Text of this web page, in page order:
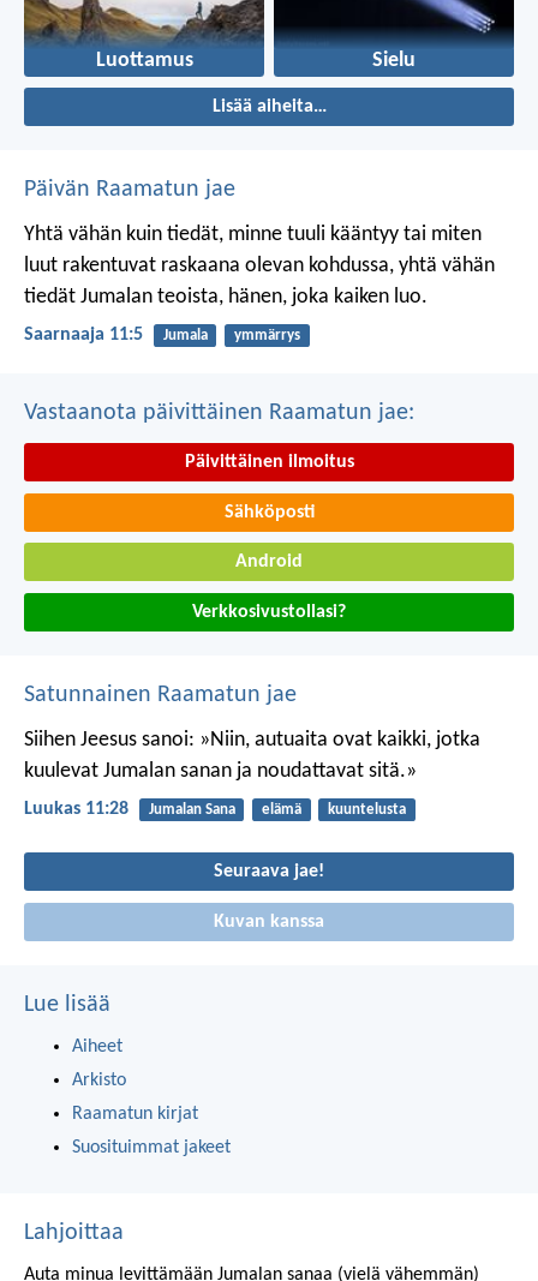
Luottamus Sielu
Lisää aiheita…
Päivän Raamatun jae
Yhtä vähän kuin tiedät, minne tuuli kääntyy tai miten
luut rakentuvat raskaana olevan kohdussa, yhtä vähän
tiedät Jumalan teoista, hänen, joka kaiken luo.
Saarnaaja 11:5 Jumala ymmärrys
Vastaanota päivittäinen Raamatun jae:
Päivittäinen ilmoitus
Sähköposti
Android
Verkkosivustollasi?
Satunnainen Raamatun jae
Siihen Jeesus sanoi: »Niin, autuaita ovat kaikki, jotka
kuulevat Jumalan sanan ja noudattavat sitä.»
Luukas 11:28 Jumalan Sana elämä kuuntelusta
Seuraava jae!
Kuvan kanssa
Lue lisää
Aiheet
Arkisto
Raamatun kirjat
Suosituimmat jakeet
Lahjoittaa
Auta minua levittämään Jumalan sanaa (vielä vähemmän)